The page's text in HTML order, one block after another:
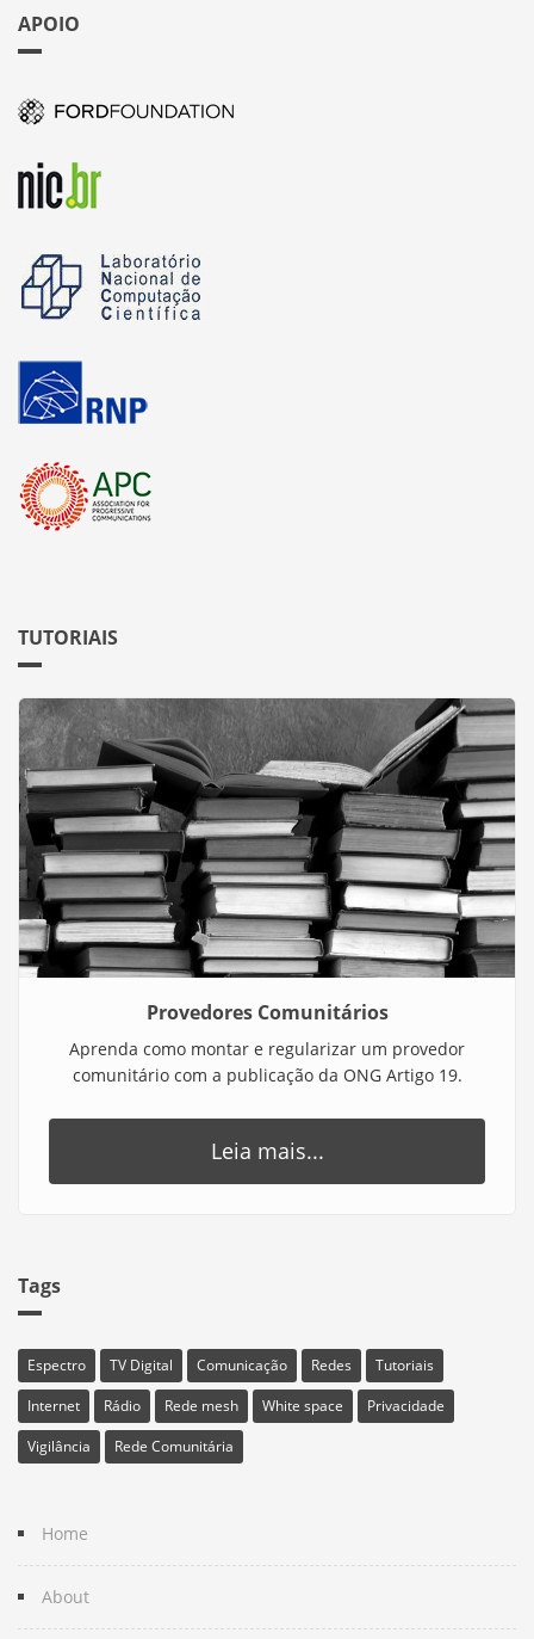
APOIO
TUTORIAIS
Provedores Comunitários
Aprenda como montar e regularizar um provedor
comunitário com a publicação da ONG Artigo 19.
Leia mais...
Tags
Espectro TV Digital Comunicação Redes
Tutoriais
Internet
Rádio Rede mesh White space
Privacidade
Vigilância
Rede Comunitária
Home
About